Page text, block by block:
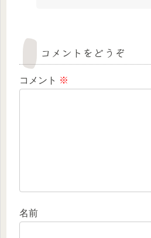
コメントをどうぞ
コメント ※
名前